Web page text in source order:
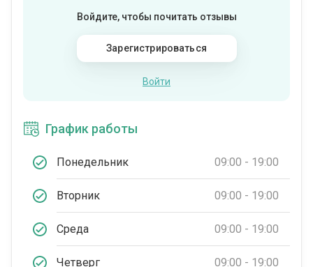
Войдите, чтобы почитать отзывы
Зарегистрироваться
Войти
График работы
Понедельник 09:00 - 19:00
Вторник 09:00 - 19:00
Среда 09:00 - 19:00
Четверг 09:00 - 19:00